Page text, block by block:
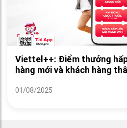
Viettel++: Điểm thưởng
hàng mới và khách hàng
01/08/2025